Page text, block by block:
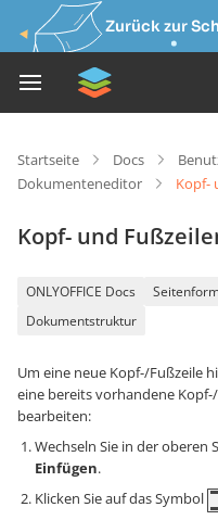
Zurück zur
Startseite Docs
Dokumenteneditor
Kopf-
Kopf- und
ONLYOFFICE Docs
Dokumentstruktur
Um eine neue Kopf-/Fußzeile
eine bereits vorhandene
bearbeiten:
Wechseln Sie in der oberen
Einfügen.
Klicken Sie auf das Symbol